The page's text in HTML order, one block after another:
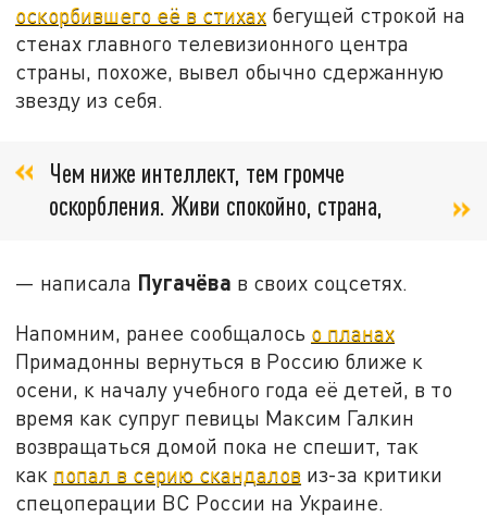
оскорбившего её в стихах бегущей строкой на
стенах главного телевизионного центра
страны, похоже, вывел обычно сдержанную
звезду из себя.
Чем ниже интеллект, тем громче
оскорбления. Живи спокойно, страна,
— написала Пугачёва в своих соцсетях.
Напомним, ранее сообщалось о планах
Примадонны вернуться в Россию ближе к
осени, к началу учебного года её детей, в то
время как супруг певицы Максим Галкин
возвращаться домой пока не спешит, так
как попал в серию скандалов из-за критики
спецоперации ВС России на Украине.